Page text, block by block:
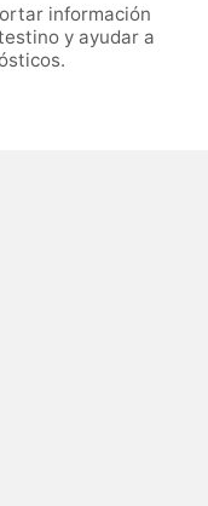
información
y ayudar a